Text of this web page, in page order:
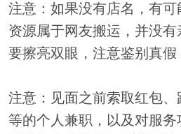
注意：如果没有店名，有
资源属于网友搬运，并没
要擦亮双眼，注意鉴别真假
注意：见面之前索取红包
等的个人兼职，以及对服